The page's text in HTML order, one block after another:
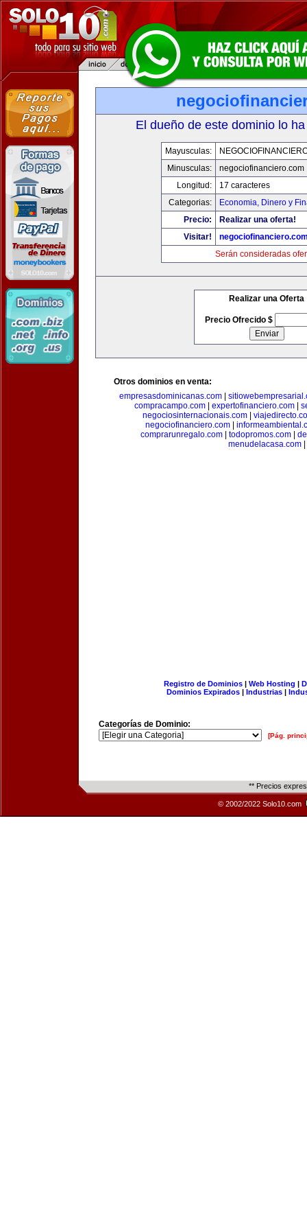
El dueño de este dominio lo
Mayusculas:
Minusculas:
negociofinanciero.com
Longitud:
17 caracteres
Categorias:
Economia, Dinero y
Precio:
Realizar una oferta!
Visitar!
Serán consideradas
Realizar una Oferta
Precio Ofrecido $
Otros dominios en venta:
empresasdominicanas.com|
compracampo.com| expertofinanciero.com|
negociosinternacionais.com
negociofinanciero.com
comprarunregalo.com| todopromos.com|
menudelacasa.com|
Registro de Dominios| Web Hosting |
Dominios Expirados | Industrias |
Categorías de Dominio:
[Pág.
** Precios
© 2002/2022 Solo10.com